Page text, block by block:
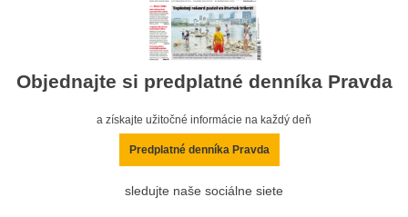
Objednajte si predplatné denníka Pravda
a získajte užitočné informácie na každý deň
Predplatné denníka Pravda
sledujte naše sociálne siete